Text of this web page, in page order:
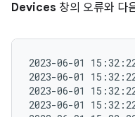
Devices 창의 오류와 다
2023-06-01
2023-06-01
2023-06-01
2023-06-01